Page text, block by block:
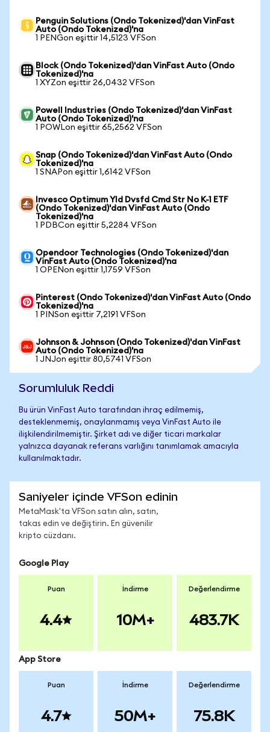
Penguin Solutions (Ondo Tokenized)'dan VinFast
Auto (Ondo Tokenized)'na
1 PENGon eşittir 14,5123 VFSon
Block (Ondo Tokenized)'dan VinFast Auto (Ondo
Tokenized)'na
1 XYZon eşittir 26,0432 VFSon
Powell Industries (Ondo Tokenized)'dan VinFast
Auto (Ondo Tokenized)'na
1 POWLon eşittir 65,2562 VFSon
Snap (Ondo Tokenized)'dan VinFast Auto (Ondo
Tokenized)'na
1 SNAPon eşittir 1,6142 VFSon
Invesco Optimum Yld Dvsfd Cmd Str No K-1 ETF
(Ondo Tokenized)'dan VinFast Auto (Ondo
Tokenized)'na
1 PDBCon eşittir 5,2284 VFSon
Opendoor Technologies (Ondo Tokenized)'dan
VinFast Auto (Ondo Tokenized)'na
1 OPENon eşittir 1,1759 VFSon
Pinterest (Ondo Tokenized)'dan VinFast Auto (Ondo
Tokenized)'na
1 PINSon eşittir 7,2191 VFSon
Johnson & Johnson (Ondo Tokenized)'dan VinFast
Auto (Ondo Tokenized)'na
1 JNJon eşittir 80,5741 VFSon
Sorumluluk Reddi
Bu ürün VinFast Auto tarafından ihraç edilmemiş,
desteklenmemiş, onaylanmamış veya VinFast Auto ile
ilişkilendirilmemiştir. Şirket adı ve diğer ticari markalar
yalnızca dayanak referans varlığını tanımlamak amacıyla
kullanılmaktadır.
Saniyeler içinde VFSon edinin
MetaMask'ta VFSon satın alın, satın,
takas edin ve değiştirin. En güvenilir
kripto cüzdanı.
Google Play
Puan
4.4
İndirme
10M+
Değerlendirme
483.7K
App Store
Puan
4.7
İndirme
50M+
Değerlendirme
75.8K